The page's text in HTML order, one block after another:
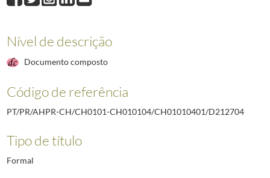
D212703Eduardo Rodrigues de Carvalho (Engenheiro; Presidente da
Raul Tojal (Arquiteto)
D212707Ernesto Trindade Pereira (Governador Civil do Distrito da
D212709
Carlos Pereira da Cruz (Engenheiro; Vogal da Comissão
(...)
Nível de descrição
Documento composto
Código de referência
PT/PR/AHPR-CH/CH0101-CH010104/CH01010401/D212704
Tipo de título
Formal